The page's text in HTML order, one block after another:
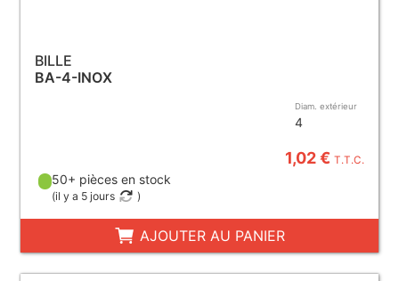
BILLE
BA-4-INOX
Diam. extérieur
4
1,02 €T.T.C.
50+ pièces en stock
(il y a 5 jours )
AJOUTER AU PANIER